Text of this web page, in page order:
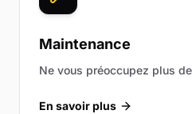
Maintenance
Ne vous préoccupez plus de
En savoir plus